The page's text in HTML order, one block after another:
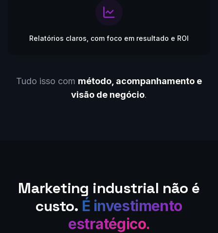
Relatórios claros, com foco em resultado e ROI
Tudo isso com método, acompanhamento e
visão de negócio.
Marketing industrial não é
custo. É investimento
estratégico.